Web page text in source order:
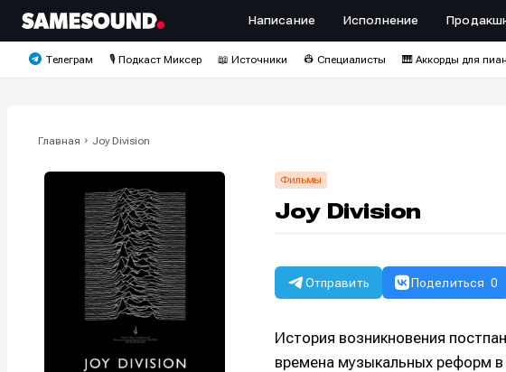
Написание Исполнение
Телеграм 🎙️ Подкаст Миксер 📖 Источники 👷 Специалисты 🎹 Аккорды для
Главная Joy Division
Фильмы
Joy Division
Отправить Поделиться 0
История возникновения
времена музыкальных реформ